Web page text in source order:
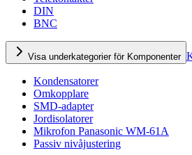
DIN
BNC
Visa underkategorier för Komponenter
Kondensatorer
Omkopplare
SMD-adapter
Jordisolatorer
Mikrofon Panasonic WM-61A
Passiv nivåjustering